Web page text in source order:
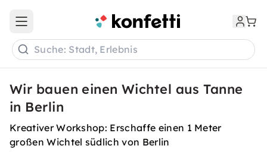
Open main menu
Suche: Stadt, Erlebnis
Wir bauen einen Wichtel aus Tanne
in Berlin
Kreativer Workshop: Erschaffe einen 1 Meter
großen Wichtel südlich von Berlin